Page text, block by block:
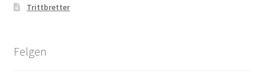
Trittbretter
Felgen